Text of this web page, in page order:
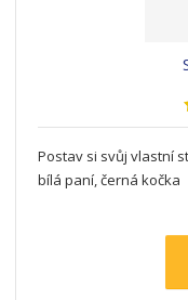
Postav si svůj vlastní
bílá paní, černá kočka